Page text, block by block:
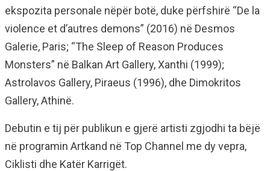
ekspozita personale nëpër botë, duke përfshirë “De la
violence et d’autres demons” (2016) në Desmos
Galerie, Paris; “The Sleep of Reason Produces
Monsters” në Balkan Art Gallery, Xanthi (1999);
Astrolavos Gallery, Piraeus (1996), dhe Dimokritos
Gallery, Athinë.
Debutin e tij për publikun e gjerë artisti zgjodhi ta bëjë
në programin Artkand në Top Channel me dy vepra,
Ciklisti dhe Katër Karrigët.